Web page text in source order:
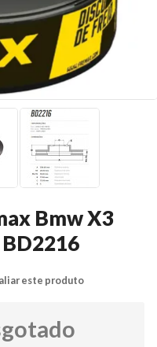
Bmw X3
este produto